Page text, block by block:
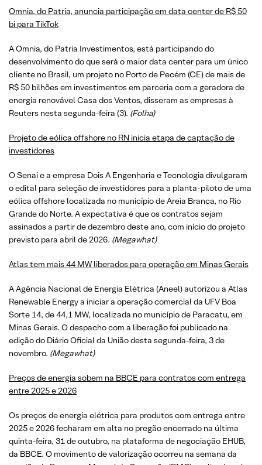
Omnia, do Patria, anuncia participação em data center de R$ 50
bi para TikTok
A Omnia, do Patria Investimentos, está participando do
desenvolvimento do que será o maior data center para um único
cliente no Brasil, um projeto no Porto de Pecém (CE) de mais de
R$ 50 bilhões em investimentos em parceria com a geradora de
energia renovável Casa dos Ventos, disseram as empresas à
Reuters nesta segunda-feira (3). (Folha)
Projeto de eólica offshore no RN inicia etapa de captação de
investidores
O Senai e a empresa Dois A Engenharia e Tecnologia divulgaram
o edital para seleção de investidores para a planta-piloto de uma
eólica offshore localizada no município de Areia Branca, no Rio
Grande do Norte. A expectativa é que os contratos sejam
assinados a partir de dezembro deste ano, com início do projeto
previsto para abril de 2026. (Megawhat)
Atlas tem mais 44 MW liberados para operação em Minas Gerais
A Agência Nacional de Energia Elétrica (Aneel) autorizou a Atlas
Renewable Energy a iniciar a operação comercial da UFV Boa
Sorte 14, de 44,1 MW, localizada no município de Paracatu, em
Minas Gerais. O despacho com a liberação foi publicado na
edição do Diário Oficial da União desta segunda-feira, 3 de
novembro. (Megawhat)
Preços de energia sobem na BBCE para contratos com entrega
entre 2025 e 2026
Os preços de energia elétrica para produtos com entrega entre
2025 e 2026 fecharam em alta no pregão encerrado na última
quinta-feira, 31 de outubro, na plataforma de negociação EHUB,
da BBCE. O movimento de valorização ocorreu na semana da